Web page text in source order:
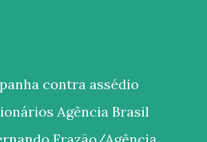
contra assédio
Agência Brasil